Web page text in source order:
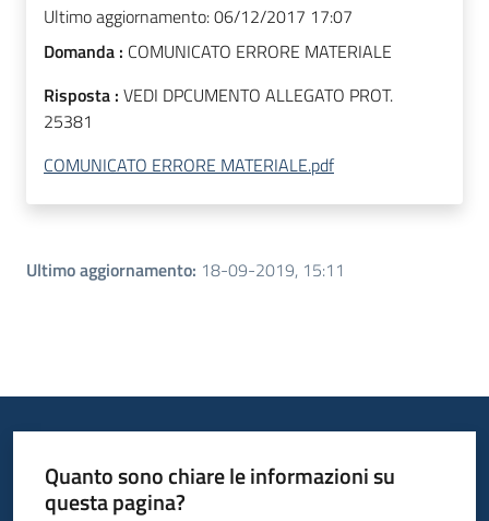
Ultimo aggiornamento:06/12/2017 17:07
Domanda : COMUNICATO ERRORE MATERIALE
Risposta : VEDI DPCUMENTO ALLEGATO PROT.
25381
COMUNICATO ERRORE MATERIALE.pdf
Ultimo aggiornamento: 18-09-2019, 15:11
Quanto sono chiare le informazioni su
questa pagina?